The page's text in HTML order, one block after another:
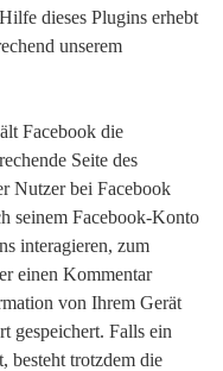
dieses Plugins erhebt
unserem
Facebook die
Seite des
Nutzer bei Facebook
seinem Facebook-Konto
interagieren, zum
einen Kommentar
von Ihrem Gerät
gespeichert. Falls ein
besteht trotzdem die